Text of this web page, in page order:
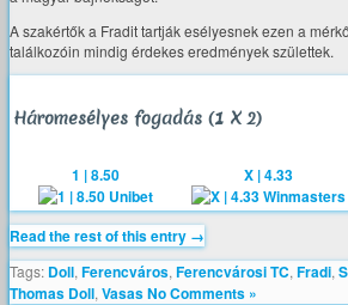
A szakértők a Fradit tartják esélyesnek ezen a
találkozóin mindig érdekes eredmények születtek.
Háromesélyes fogadás (1 X 2)
1 | 8.50 X | 4.33
Read the rest of this entry →
Tags: Doll, Ferencváros, Ferencvárosi TC, Fradi,
Thomas Doll, VasasNo Comments »